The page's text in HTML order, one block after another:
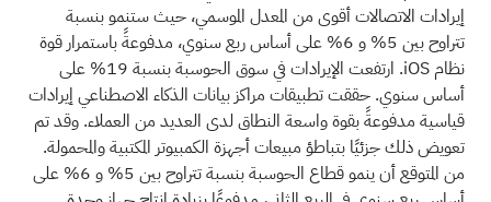
إيرادات الاتصالات أقوى من المعدل الموسمي، حيث ستنمو بنسبة
تتراوح بين 5% و 6% على أساس ربع سنوي، مدفوعةً باستمرار قوة
نظام iOS. ارتفعت الإيرادات في سوق الحوسبة بنسبة 19% على
أساس سنوي. حققت تطبيقات مراكز بيانات الذكاء الاصطناعي إيرادات
قياسية مدفوعةً بقوة واسعة النطاق لدى العديد من العملاء. وقد تم
تعويض ذلك جزئيًا بتباطؤ مبيعات أجهزة الكمبيوتر المكتبية والمحمولة.
من المتوقع أن ينمو قطاع الحوسبة بنسبة تتراوح بين 5% و 6% على